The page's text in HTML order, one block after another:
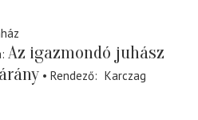
Az igazmondó juhász
Rendező
Karczag